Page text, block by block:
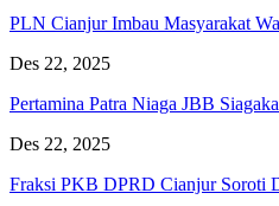
PLN Cianjur Imbau Masyarakat
Des 22, 2025
Pertamina Patra Niaga JBB
Des 22, 2025
Fraksi PKB DPRD Cianjur Soroti